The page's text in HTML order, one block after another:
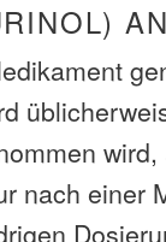
nach einer